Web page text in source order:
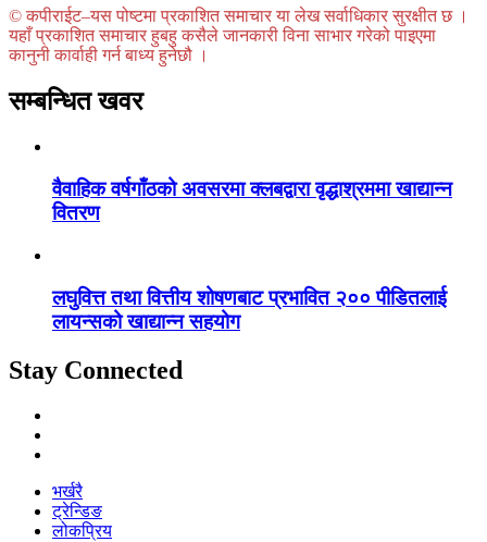
© कपीराईट–यस पोष्टमा प्रकाशित समाचार या लेख सर्वाधिकार सुरक्षीत छ ।
यहाँ प्रकाशित समाचार हुबहु कसैले जानकारी विना साभार गरेको पाइएमा
कानुनी कार्वाही गर्न बाध्य हुनेछौ ।
सम्बन्धित खवर
वैवाहिक वर्षगाँठको अवसरमा क्लबद्वारा वृद्धाश्रममा खाद्यान्न
वितरण
लघुवित्त तथा वित्तीय शोषणबाट प्रभावित २०० पीडितलाई
लायन्सको खाद्यान्न सहयोग
Stay Connected
भर्खरै
ट्रेन्डिङ
लोकप्रिय